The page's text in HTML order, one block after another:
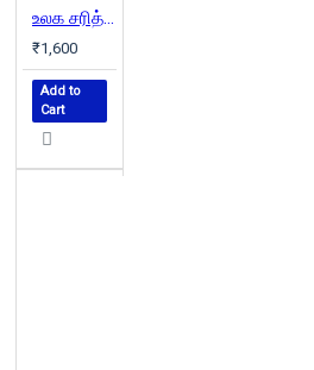
உலக சரித்திரம் (2 parts) | GLIMPSES OF WORLD HISTORY
₹1,600
Add to
Cart